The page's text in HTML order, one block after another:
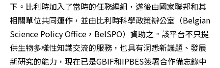
下。比利時加入了當時的任務編組，遂後由國家聯邦和其
相關單位共同運作，並由比利時科學政策辦公室（Belgian
Science Policy Office，BelSPO）資助之。該平台不只提
供生物多樣性知識交流的服務，也具有洞悉新議題、發展
新研究的能力，現在已是GBIF和IPBES簽署合作備忘錄中